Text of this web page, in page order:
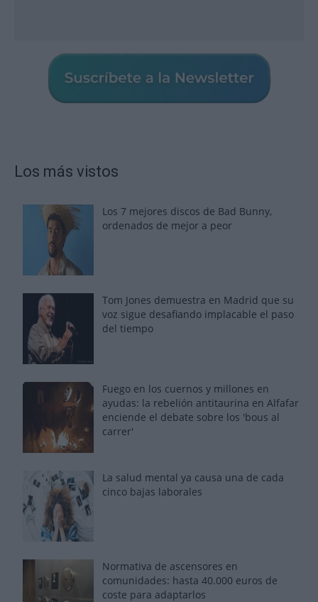
Los más vistos
Los 7 mejores discos de Bad Bunny,
ordenados de mejor a peor
Tom Jones demuestra en Madrid que su
voz sigue desafiando implacable el paso
del tiempo
Fuego en los cuernos y millones en
ayudas: la rebelión antitaurina en Alfafar
enciende el debate sobre los 'bous al
carrer'
La salud mental ya causa una de cada
cinco bajas laborales
Normativa de ascensores en
comunidades: hasta 40.000 euros de
coste para adaptarlos